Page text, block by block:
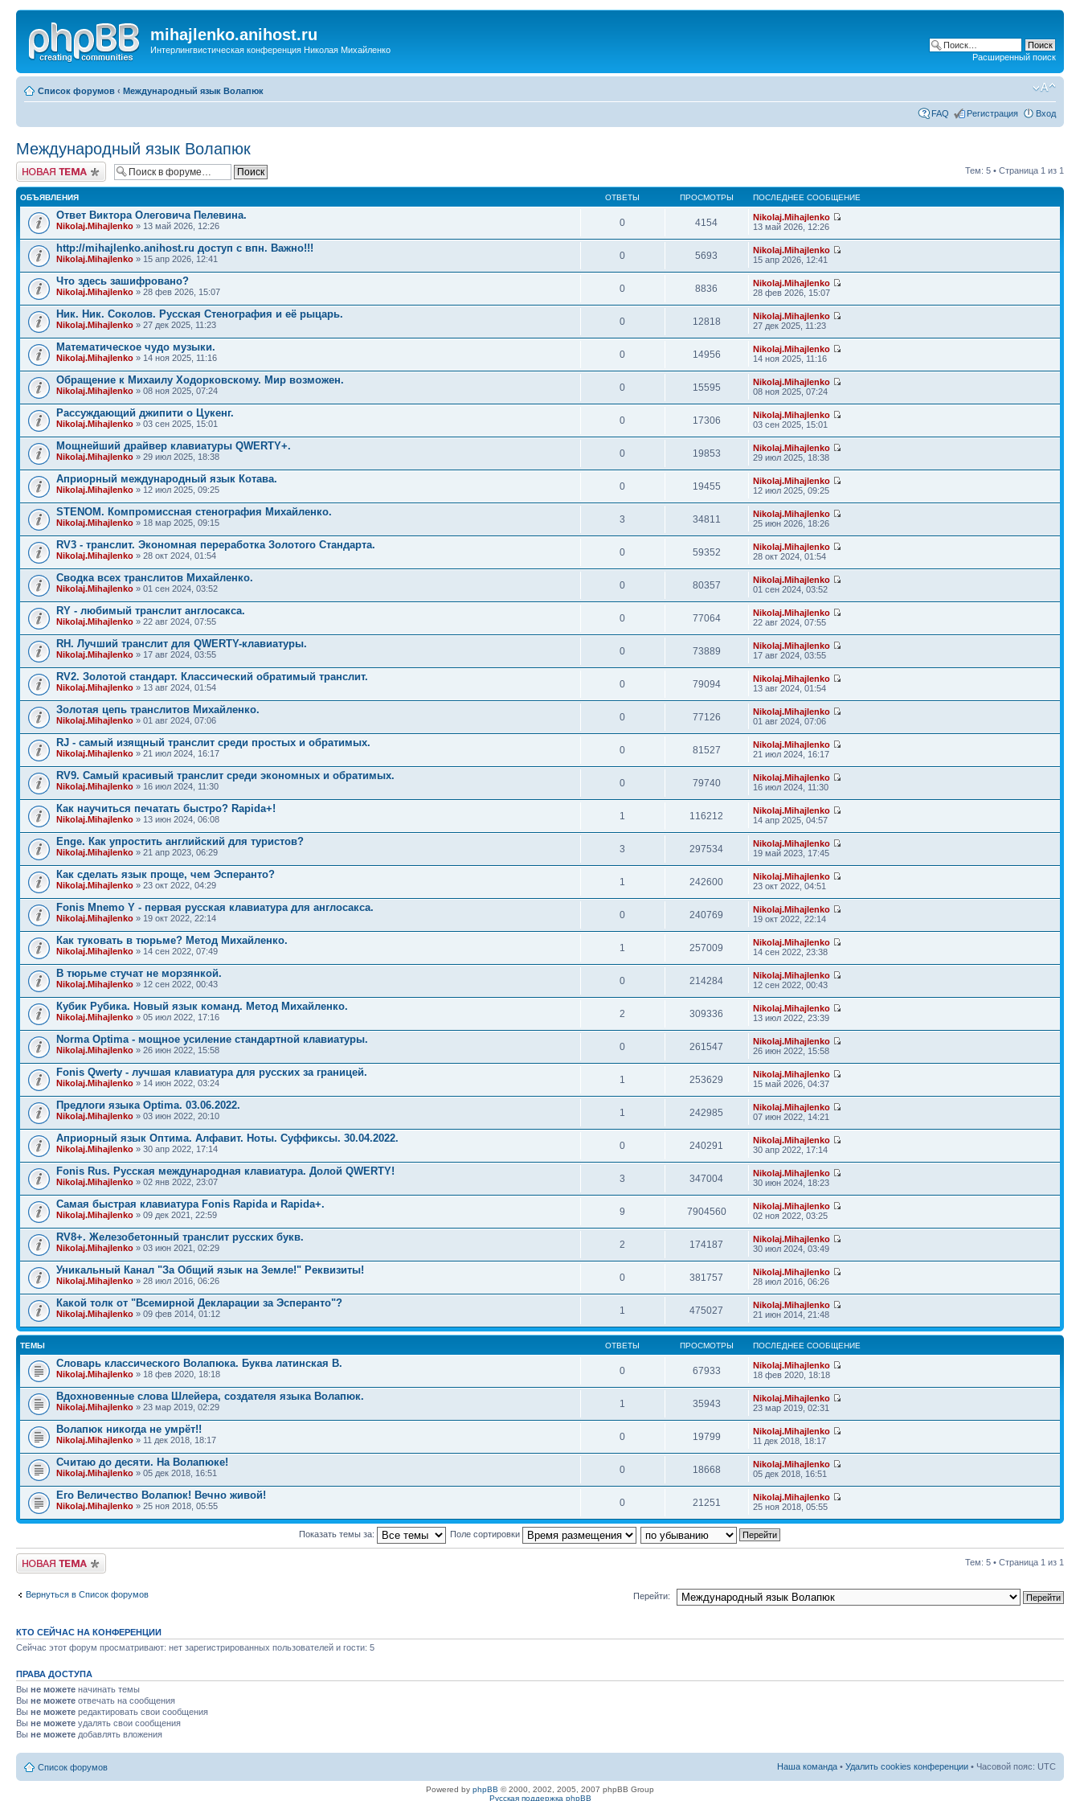
mihajlenko.anihost.ru
Интерлингвистическая конференция Николая Михайленко
Расширенный поиск
Список форумов ‹ Международный язык Волапюк
FAQ Регистрация Вход
Международный язык Волапюк
Новая тема Тем: 5 • Страница 1 из 1
ОБЪЯВЛЕНИЯ ОТВЕТЫ ПРОСМОТРЫ ПОСЛЕДНЕЕ СООБЩЕНИЕ
Ответ Виктора Олеговича Пелевина.
Nikolaj.Mihajlenko » 13 май 2026, 12:26 0 4154
Nikolaj.Mihajlenko
13 май 2026, 12:26
http://mihajlenko.anihost.ru доступ с впн. Важно!!!
Nikolaj.Mihajlenko » 15 апр 2026, 12:41 0 5693
Nikolaj.Mihajlenko
15 апр 2026, 12:41
Что здесь зашифровано?
Nikolaj.Mihajlenko » 28 фев 2026, 15:07 0 8836
Nikolaj.Mihajlenko
28 фев 2026, 15:07
Ник. Ник. Соколов. Русская Стенография и её рыцарь.
Nikolaj.Mihajlenko » 27 дек 2025, 11:23 0 12818
Nikolaj.Mihajlenko
27 дек 2025, 11:23
Математическое чудо музыки.
Nikolaj.Mihajlenko » 14 ноя 2025, 11:16 0 14956
Nikolaj.Mihajlenko
14 ноя 2025, 11:16
Обращение к Михаилу Ходорковскому. Мир возможен.
Nikolaj.Mihajlenko » 08 ноя 2025, 07:24 0 15595
Nikolaj.Mihajlenko
08 ноя 2025, 07:24
Рассуждающий джипити о Цукенг.
Nikolaj.Mihajlenko » 03 сен 2025, 15:01 0 17306
Nikolaj.Mihajlenko
03 сен 2025, 15:01
Мощнейший драйвер клавиатуры QWERTY+.
Nikolaj.Mihajlenko » 29 июл 2025, 18:38 0 19853
Nikolaj.Mihajlenko
29 июл 2025, 18:38
Априорный международный язык Котава.
Nikolaj.Mihajlenko » 12 июл 2025, 09:25 0 19455
Nikolaj.Mihajlenko
12 июл 2025, 09:25
STENOM. Компромиссная стенография Михайленко.
Nikolaj.Mihajlenko » 18 мар 2025, 09:15 3 34811
Nikolaj.Mihajlenko
25 июн 2026, 18:26
RV3 - транслит. Экономная переработка Золотого Стандарта.
Nikolaj.Mihajlenko » 28 окт 2024, 01:54 0 59352
Nikolaj.Mihajlenko
28 окт 2024, 01:54
Сводка всех транслитов Михайленко.
Nikolaj.Mihajlenko » 01 сен 2024, 03:52 0 80357
Nikolaj.Mihajlenko
01 сен 2024, 03:52
RY - любимый транслит англосакса.
Nikolaj.Mihajlenko » 22 авг 2024, 07:55 0 77064
Nikolaj.Mihajlenko
22 авг 2024, 07:55
RH. Лучший транслит для QWERTY-клавиатуры.
Nikolaj.Mihajlenko » 17 авг 2024, 03:55 0 73889
Nikolaj.Mihajlenko
17 авг 2024, 03:55
RV2. Золотой стандарт. Классический обратимый транслит.
Nikolaj.Mihajlenko » 13 авг 2024, 01:54 0 79094
Nikolaj.Mihajlenko
13 авг 2024, 01:54
Золотая цепь транслитов Михайленко.
Nikolaj.Mihajlenko » 01 авг 2024, 07:06 0 77126
Nikolaj.Mihajlenko
01 авг 2024, 07:06
RJ - самый изящный транслит среди простых и обратимых.
Nikolaj.Mihajlenko » 21 июл 2024, 16:17 0 81527
Nikolaj.Mihajlenko
21 июл 2024, 16:17
RV9. Самый красивый транслит среди экономных и обратимых.
Nikolaj.Mihajlenko » 16 июл 2024, 11:30 0 79740
Nikolaj.Mihajlenko
16 июл 2024, 11:30
Как научиться печатать быстро? Rapida+!
Nikolaj.Mihajlenko » 13 июн 2024, 06:08 1 116212
Nikolaj.Mihajlenko
14 апр 2025, 04:57
Enge. Как упростить английский для туристов?
Nikolaj.Mihajlenko » 21 апр 2023, 06:29 3 297534
Nikolaj.Mihajlenko
19 май 2023, 17:45
Как сделать язык проще, чем Эсперанто?
Nikolaj.Mihajlenko » 23 окт 2022, 04:29 1 242600
Nikolaj.Mihajlenko
23 окт 2022, 04:51
Fonis Mnemo Y - первая русская клавиатура для англосакса.
Nikolaj.Mihajlenko » 19 окт 2022, 22:14 0 240769
Nikolaj.Mihajlenko
19 окт 2022, 22:14
Как туковать в тюрьме? Метод Михайленко.
Nikolaj.Mihajlenko » 14 сен 2022, 07:49 1 257009
Nikolaj.Mihajlenko
14 сен 2022, 23:38
В тюрьме стучат не морзянкой.
Nikolaj.Mihajlenko » 12 сен 2022, 00:43 0 214284
Nikolaj.Mihajlenko
12 сен 2022, 00:43
Кубик Рубика. Новый язык команд. Метод Михайленко.
Nikolaj.Mihajlenko » 05 июл 2022, 17:16 2 309336
Nikolaj.Mihajlenko
13 июл 2022, 23:39
Norma Optima - мощное усиление стандартной клавиатуры.
Nikolaj.Mihajlenko » 26 июн 2022, 15:58 0 261547
Nikolaj.Mihajlenko
26 июн 2022, 15:58
Fonis Qwerty - лучшая клавиатура для русских за границей.
Nikolaj.Mihajlenko » 14 июн 2022, 03:24 1 253629
Nikolaj.Mihajlenko
15 май 2026, 04:37
Предлоги языка Optima. 03.06.2022.
Nikolaj.Mihajlenko » 03 июн 2022, 20:10 1 242985
Nikolaj.Mihajlenko
07 июн 2022, 14:21
Априорный язык Оптима. Алфавит. Ноты. Суффиксы. 30.04.2022.
Nikolaj.Mihajlenko » 30 апр 2022, 17:14 0 240291
Nikolaj.Mihajlenko
30 апр 2022, 17:14
Fonis Rus. Русская международная клавиатура. Долой QWERTY!
Nikolaj.Mihajlenko » 02 янв 2022, 23:07 3 347004
Nikolaj.Mihajlenko
30 июн 2024, 18:23
Самая быстрая клавиатура Fonis Rapida и Rapida+.
Nikolaj.Mihajlenko » 09 дек 2021, 22:59 9 7904560
Nikolaj.Mihajlenko
02 ноя 2022, 03:25
RV8+. Железобетонный транслит русских букв.
Nikolaj.Mihajlenko » 03 июн 2021, 02:29 2 174187
Nikolaj.Mihajlenko
30 июл 2024, 03:49
Уникальный Канал "За Общий язык на Земле!" Реквизиты!
Nikolaj.Mihajlenko » 28 июл 2016, 06:26 0 381757
Nikolaj.Mihajlenko
28 июл 2016, 06:26
Какой толк от "Всемирной Декларации за Эсперанто"?
Nikolaj.Mihajlenko » 09 фев 2014, 01:12 1 475027
Nikolaj.Mihajlenko
21 июн 2014, 21:48
ТЕМЫ ОТВЕТЫ ПРОСМОТРЫ ПОСЛЕДНЕЕ СООБЩЕНИЕ
Словарь классического Волапюка. Буква латинская B.
Nikolaj.Mihajlenko » 18 фев 2020, 18:18 0 67933
Nikolaj.Mihajlenko
18 фев 2020, 18:18
Вдохновенные слова Шлейера, создателя языка Волапюк.
Nikolaj.Mihajlenko » 23 мар 2019, 02:29 1 35943
Nikolaj.Mihajlenko
23 мар 2019, 02:31
Волапюк никогда не умрёт!!
Nikolaj.Mihajlenko » 11 дек 2018, 18:17 0 19799
Nikolaj.Mihajlenko
11 дек 2018, 18:17
Считаю до десяти. На Волапюке!
Nikolaj.Mihajlenko » 05 дек 2018, 16:51 0 18668
Nikolaj.Mihajlenko
05 дек 2018, 16:51
Его Величество Волапюк! Вечно живой!
Nikolaj.Mihajlenko » 25 ноя 2018, 05:55 0 21251
Nikolaj.Mihajlenko
25 ноя 2018, 05:55
Показать темы за: Поле сортировки
Новая тема Тем: 5 • Страница 1 из 1
Вернуться в Список форумов Перейти:
КТО СЕЙЧАС НА КОНФЕРЕНЦИИ
Сейчас этот форум просматривают: нет зарегистрированных пользователей и гости: 5
ПРАВА ДОСТУПА
Вы не можете начинать темы
Вы не можете отвечать на сообщения
Вы не можете редактировать свои сообщения
Вы не можете удалять свои сообщения
Вы не можете добавлять вложения
Список форумов Наша команда • Удалить cookies конференции • Часовой пояс: UTC
Powered by phpBB © 2000, 2002, 2005, 2007 phpBB Group
Русская поддержка phpBB